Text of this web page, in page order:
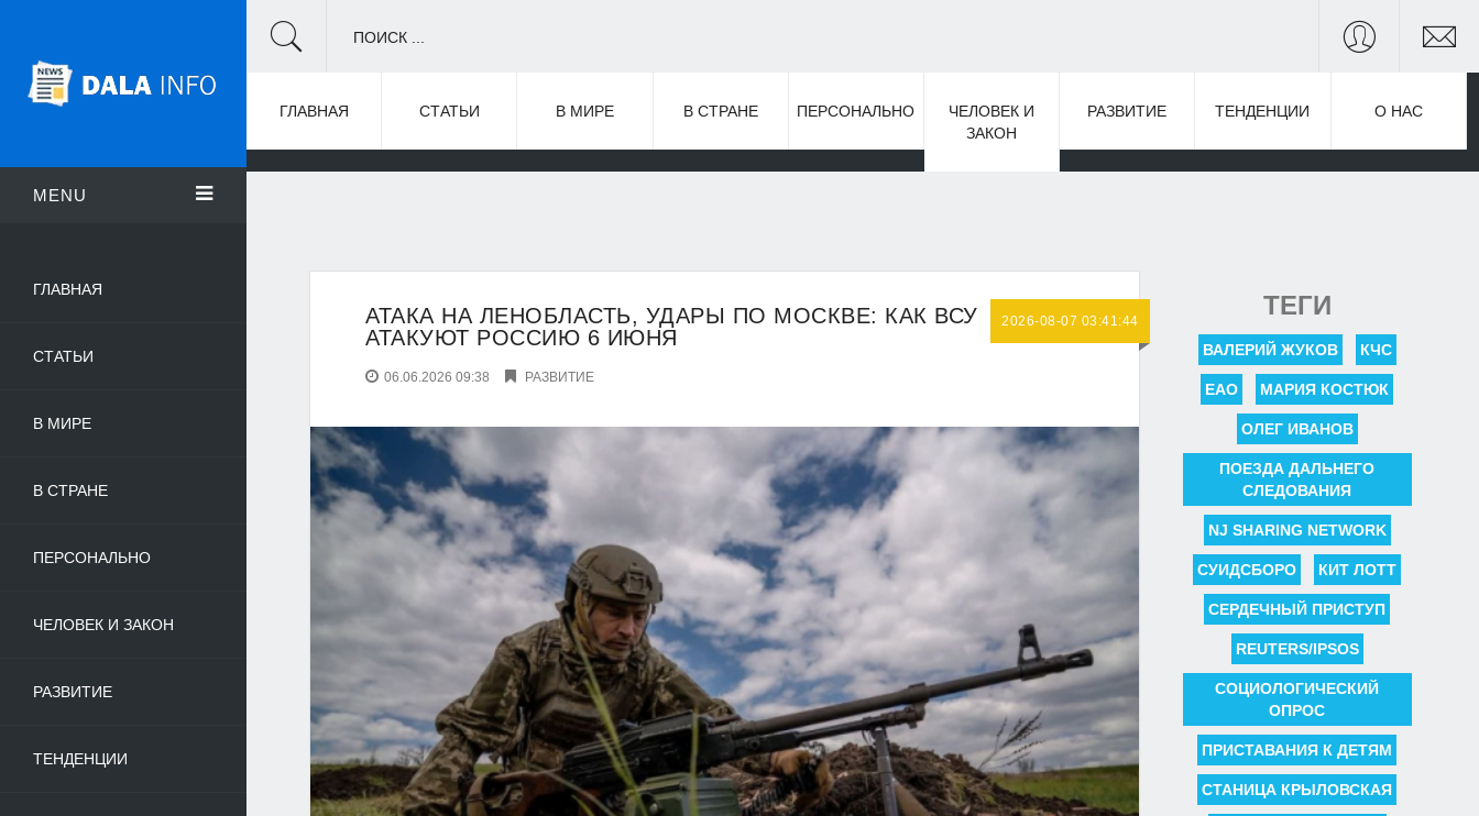
MENU
ГЛАВНАЯ
СТАТЬИ
В МИРЕ
В СТРАНЕ
ПЕРСОНАЛЬНО
ЧЕЛОВЕК И ЗАКОН
РАЗВИТИЕ
ТЕНДЕНЦИИ
ПОИСК ...
ГЛАВНАЯ СТАТЬИ В МИРЕ В СТРАНЕ ПЕРСОНАЛЬНО
ЧЕЛОВЕК И
ЗАКОН
РАЗВИТИЕ ТЕНДЕНЦИИ О НАС
АТАКА НА ЛЕНОБЛАСТЬ, УДАРЫ ПО МОСКВЕ: КАК ВСУ
АТАКУЮТ РОССИЮ 6 ИЮНЯ
2026-08-07 03:41:44
06.06.2026 09:38 РАЗВИТИЕ
ТЕГИ
ВАЛЕРИЙ ЖУКОВ КЧС
ЕАО МАРИЯ КОСТЮК
ОЛЕГ ИВАНОВ
ПОЕЗДА ДАЛЬНЕГО
СЛЕДОВАНИЯ
NJ SHARING NETWORK
СУИДСБОРО КИТ ЛОТТ
СЕРДЕЧНЫЙ ПРИСТУП
REUTERS/IPSOS
СОЦИОЛОГИЧЕСКИЙ
ОПРОС
ПРИСТАВАНИЯ К ДЕТЯМ
СТАНИЦА КРЫЛОВСКАЯ